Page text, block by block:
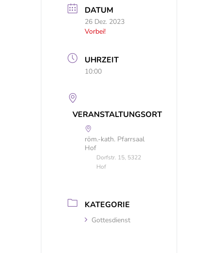
DATUM
26 Dez. 2023
Vorbei!
UHRZEIT
10:00
VERANSTALTUNGSORT
röm.-kath. Pfarrsaal
Hof
Dorfstr. 15, 5322
Hof
KATEGORIE
Gottesdienst